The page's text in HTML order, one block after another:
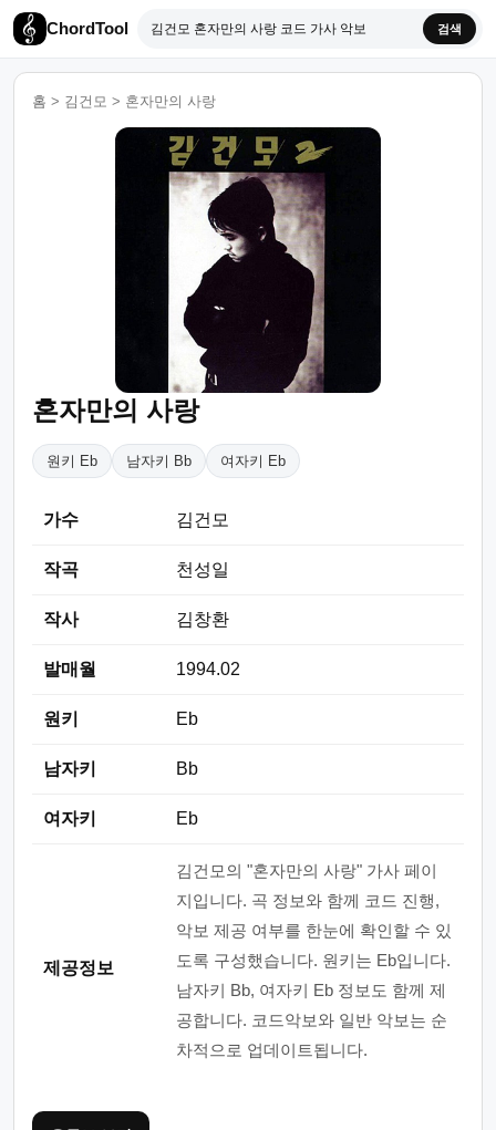
ChordTool 검색
홈 > 김건모 > 혼자만의 사랑
혼자만의 사랑
원키 Eb 남자키 Bb 여자키 Eb
가수 김건모
작곡 천성일
작사 김창환
발매월 1994.02
원키 Eb
남자키 Bb
여자키 Eb
제공정보
김건모의 "혼자만의 사랑" 가사 페이
지입니다. 곡 정보와 함께 코드 진행,
악보 제공 여부를 한눈에 확인할 수 있
도록 구성했습니다. 원키는 Eb입니다.
남자키 Bb, 여자키 Eb 정보도 함께 제
공합니다. 코드악보와 일반 악보는 순
차적으로 업데이트됩니다.